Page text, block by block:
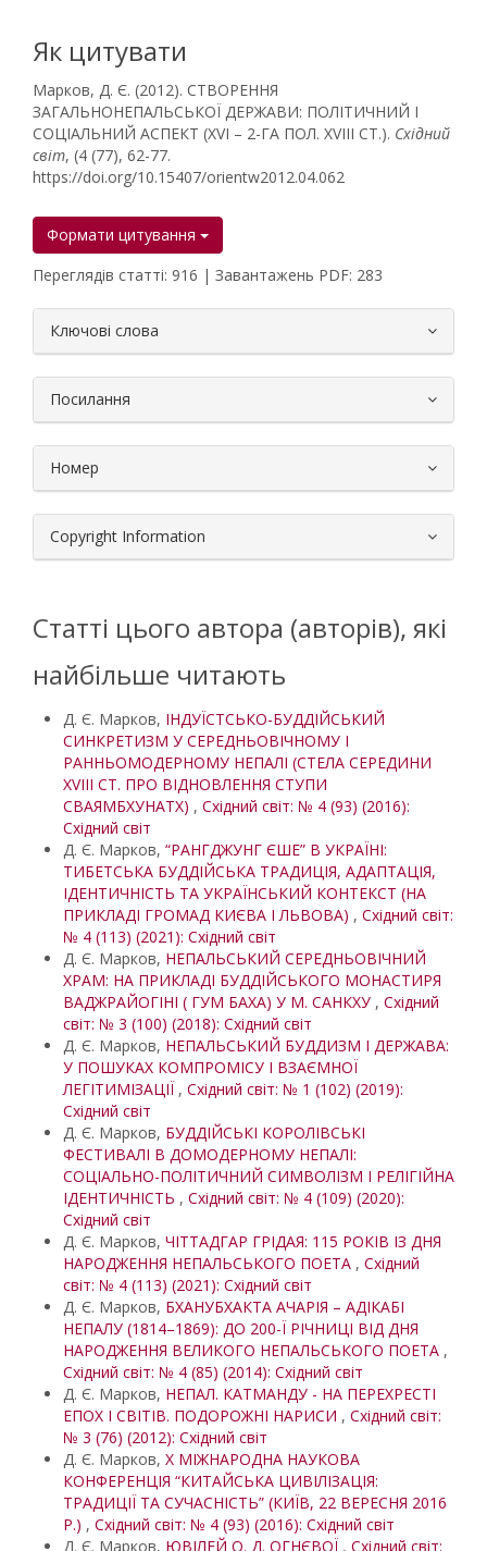
Як цитувати
Марков, Д. Є. (2012). СТВОРЕННЯ
ЗАГАЛЬНОНЕПАЛЬСЬКОЇ ДЕРЖАВИ: ПОЛІТИЧНИЙ І
СОЦІАЛЬНИЙ АСПЕКТ (XVI – 2-ГА ПОЛ. XVIII СТ.). Східний
світ, (4 (77), 62-77.
https://doi.org/10.15407/orientw2012.04.062
Формати цитування
Переглядів статті: 916 | Завантажень PDF: 283
Ключові слова
Посилання
Номер
Copyright Information
Статті цього автора (авторів), які
найбільше читають
Д. Є. Марков, ІНДУЇСТСЬКО-БУДДІЙСЬКИЙ
СИНКРЕТИЗМ У СЕРЕДНЬОВІЧНОМУ І
РАННЬОМОДЕРНОМУ НЕПАЛІ (СТЕЛА СЕРЕДИНИ
XVIII СТ. ПРО ВІДНОВЛЕННЯ СТУПИ
СВАЯМБХУНАТХ) , Східний світ: № 4 (93) (2016):
Східний світ
Д. Є. Марков, “РАНГДЖУНГ ЄШЕ” В УКРАЇНІ:
ТИБЕТСЬКА БУДДІЙСЬКА ТРАДИЦІЯ, АДАПТАЦІЯ,
ІДЕНТИЧНІСТЬ ТА УКРАЇНСЬКИЙ КОНТЕКСТ (НА
ПРИКЛАДІ ГРОМАД КИЄВА І ЛЬВОВА) , Східний світ:
№ 4 (113) (2021): Східний світ
Д. Є. Марков, НЕПАЛЬСЬКИЙ СЕРЕДНЬОВІЧНИЙ
ХРАМ: НА ПРИКЛАДІ БУДДІЙСЬКОГО МОНАСТИРЯ
ВАДЖРАЙОГІНІ ( ГУМ БАХА) У М. САНКХУ , Східний
світ: № 3 (100) (2018): Східний світ
Д. Є. Марков, НЕПАЛЬСЬКИЙ БУДДИЗМ І ДЕРЖАВА:
У ПОШУКАХ КОМПРОМІСУ І ВЗАЄМНОЇ
ЛЕГІТИМІЗАЦІЇ , Східний світ: № 1 (102) (2019):
Східний світ
Д. Є. Марков, БУДДІЙСЬКІ КОРОЛІВСЬКІ
ФЕСТИВАЛІ В ДОМОДЕРНОМУ НЕПАЛІ:
СОЦІАЛЬНО-ПОЛІТИЧНИЙ СИМВОЛІЗМ І РЕЛІГІЙНА
ІДЕНТИЧНІСТЬ , Східний світ: № 4 (109) (2020):
Східний світ
Д. Є. Марков, ЧІТТАДГАР ГРІДАЯ: 115 РОКІВ ІЗ ДНЯ
НАРОДЖЕННЯ НЕПАЛЬСЬКОГО ПОЕТА , Східний
світ: № 4 (113) (2021): Східний світ
Д. Є. Марков, БХАНУБХАКТА АЧАРІЯ – АДІКАБІ
НЕПАЛУ (1814–1869): ДО 200-Ї РІЧНИЦІ ВІД ДНЯ
НАРОДЖЕННЯ ВЕЛИКОГО НЕПАЛЬСЬКОГО ПОЕТА ,
Східний світ: № 4 (85) (2014): Східний світ
Д. Є. Марков, НЕПАЛ. КАТМАНДУ - НА ПЕРЕХРЕСТІ
ЕПОХ І СВІТІВ. ПОДОРОЖНІ НАРИСИ , Східний світ:
№ 3 (76) (2012): Східний світ
Д. Є. Марков, X МІЖНАРОДНА НАУКОВА
КОНФЕРЕНЦІЯ “КИТАЙСЬКА ЦИВІЛІЗАЦІЯ:
ТРАДИЦІЇ ТА СУЧАСНІСТЬ” (КИЇВ, 22 ВЕРЕСНЯ 2016
Р.) , Східний світ: № 4 (93) (2016): Східний світ
Д. Є. Марков, ЮВІЛЕЙ О. Д. ОГНЄВОЇ , Східний світ: